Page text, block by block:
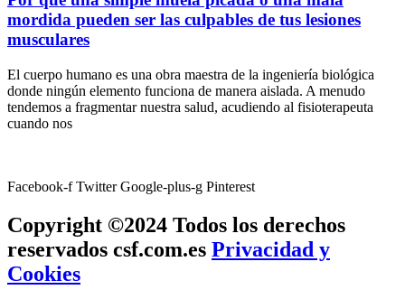
mordida pueden ser las culpables de tus lesiones
musculares
El cuerpo humano es una obra maestra de la ingeniería biológica
donde ningún elemento funciona de manera aislada. A menudo
tendemos a fragmentar nuestra salud, acudiendo al fisioterapeuta
cuando nos
Facebook-f Twitter Google-plus-g Pinterest
Copyright ©2024 Todos los derechos
reservados csf.com.es Privacidad y
Cookies